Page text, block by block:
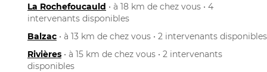
La Rochefoucauld • à 18 km de chez vous • 4
intervenants disponibles
Balzac • à 13 km de chez vous • 2 intervenants disponibles
Rivières • à 15 km de chez vous • 2 intervenants
disponibles